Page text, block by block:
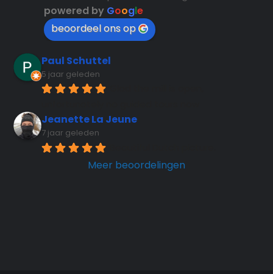
powered by Google
beoordeel ons op
Paul Schuttel
5 jaar geleden
Jeanette La Jeune
7 jaar geleden
Meer beoordelingen